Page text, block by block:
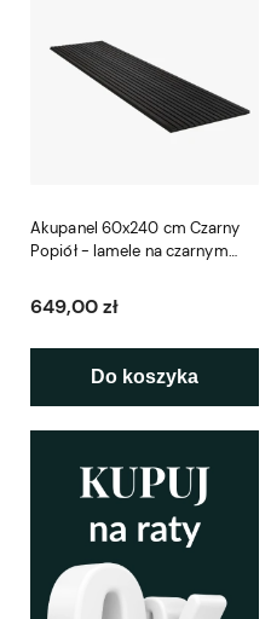
Akupanel 60x240 cm Czarny
Popiół - lamele na czarnym
649,00 zł
Do koszyka